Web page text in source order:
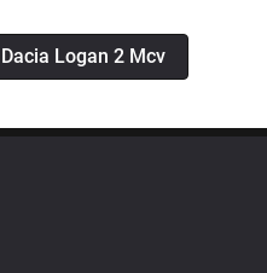
Logan 2 Mcv